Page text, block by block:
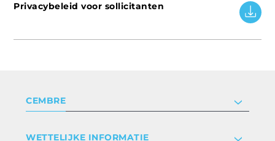
Privacybeleid voor sollicitanten
CEMBRE
WETTELIJKE INFORMATIE